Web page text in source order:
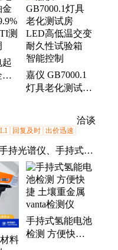
起
电
嘉仪 GB7000.1
灯具老化测试房
耐久性试验箱
智能控制
洽谈
回复及时 出价迅速
持光谱仪、手持式光
、三丰轮廓仪、三丰
料
手持式氢能电池
检测 方便快捷